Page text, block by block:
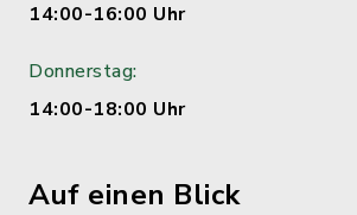
14:00-16:00 Uhr
Donnerstag:
14:00-18:00 Uhr
Auf einen Blick